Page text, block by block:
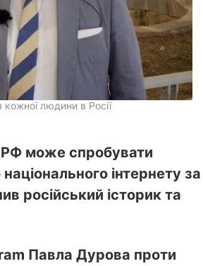
людини в Росії
РФ може спробувати
інтернету за
російський історик та
Павла Дурова проти